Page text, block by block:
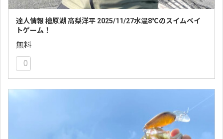
達人情報 檜原湖 高梨洋平 2025/11/27水温8℃のスイムベイ
トゲーム！
無料
0